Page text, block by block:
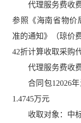
代理服务费收
参照《海南省物价
准的通知》（琼价
42折计算收取采购
代理服务费收
合同包12026
1.4745万元
收取对象：中